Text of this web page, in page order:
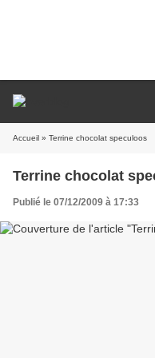
Accueil » Terrine chocolat speculoos
Terrine chocolat
Publié le 07/12/2009 à 17:33